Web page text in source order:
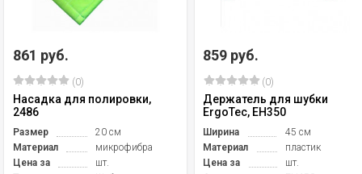
861 руб.
(0)
Насадка для полировки,
2486
Размер
20 см
Материал
микрофибра
Цена за
шт.
859 руб.
(0)
Держатель для шубки
ErgoTec, EH350
Ширина
45 см
Материал
пластик
Цена за
шт.